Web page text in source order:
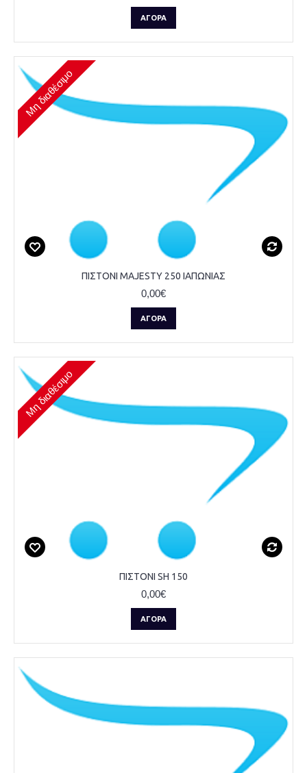
ΑΓΟΡΆ
Μη διαθέσιμο
ΠΙΣΤΟΝΙ MAJESTY 250 ΙΑΠΩΝΙΑΣ
0,00€
ΑΓΟΡΆ
Μη διαθέσιμο
ΠΙΣΤΟΝΙ SH 150
0,00€
ΑΓΟΡΆ